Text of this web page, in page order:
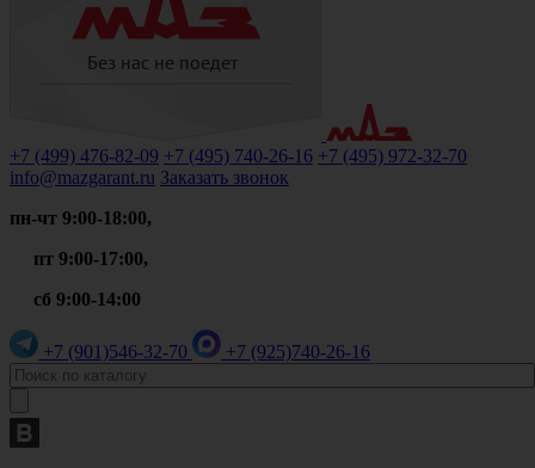
+7 (499) 476-82-09 +7 (495) 740-26-16 +7 (495) 972-32-70
info@mazgarant.ru Заказать звонок
пн-чт 9:00-18:00,
пт 9:00-17:00,
сб 9:00-14:00
+7 (901)546-32-70 +7 (925)740-26-16